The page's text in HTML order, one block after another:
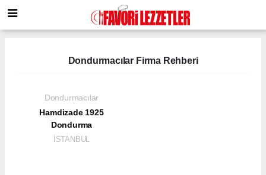
Dondurmacılar Firma Rehberi
Dondurmacılar
Hamdizade 1925
Dondurma
İSTANBUL